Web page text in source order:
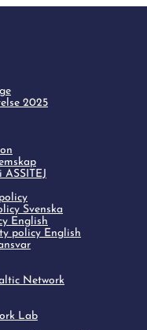
2025
Svenska
English
policy English
Network
Lab